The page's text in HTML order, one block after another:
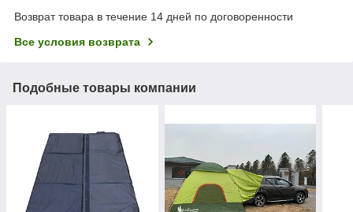
Возврат товара в течение 14 дней по договоренности
Все условия возврата
Подобные товары компании